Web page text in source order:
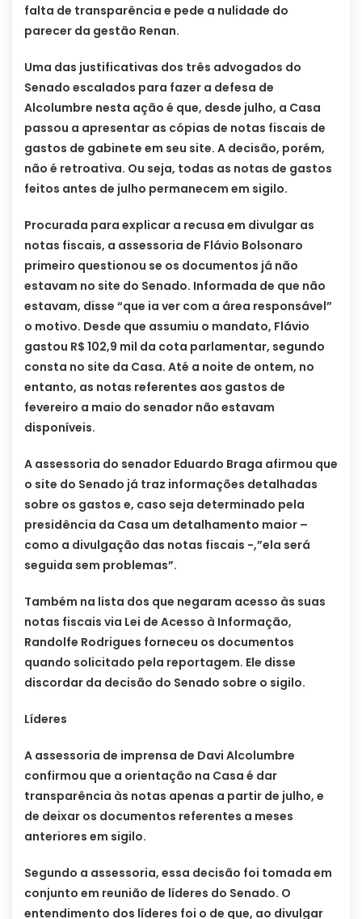
falta de transparência e pede a nulidade do
parecer da gestão Renan.
Uma das justificativas dos três advogados do
Senado escalados para fazer a defesa de
Alcolumbre nesta ação é que, desde julho, a Casa
passou a apresentar as cópias de notas fiscais de
gastos de gabinete em seu site. A decisão, porém,
não é retroativa. Ou seja, todas as notas de gastos
feitos antes de julho permanecem em sigilo.
Procurada para explicar a recusa em divulgar as
notas fiscais, a assessoria de Flávio Bolsonaro
primeiro questionou se os documentos já não
estavam no site do Senado. Informada de que não
estavam, disse “que ia ver com a área responsável”
o motivo. Desde que assumiu o mandato, Flávio
gastou R$ 102,9 mil da cota parlamentar, segundo
consta no site da Casa. Até a noite de ontem, no
entanto, as notas referentes aos gastos de
fevereiro a maio do senador não estavam
disponíveis.
A assessoria do senador Eduardo Braga afirmou que
o site do Senado já traz informações detalhadas
sobre os gastos e, caso seja determinado pela
presidência da Casa um detalhamento maior –
como a divulgação das notas fiscais -,”ela será
seguida sem problemas”.
Também na lista dos que negaram acesso às suas
notas fiscais via Lei de Acesso à Informação,
Randolfe Rodrigues forneceu os documentos
quando solicitado pela reportagem. Ele disse
discordar da decisão do Senado sobre o sigilo.
Líderes
A assessoria de imprensa de Davi Alcolumbre
confirmou que a orientação na Casa é dar
transparência às notas apenas a partir de julho, e
de deixar os documentos referentes a meses
anteriores em sigilo.
Segundo a assessoria, essa decisão foi tomada em
conjunto em reunião de líderes do Senado. O
entendimento dos líderes foi o de que, ao divulgar